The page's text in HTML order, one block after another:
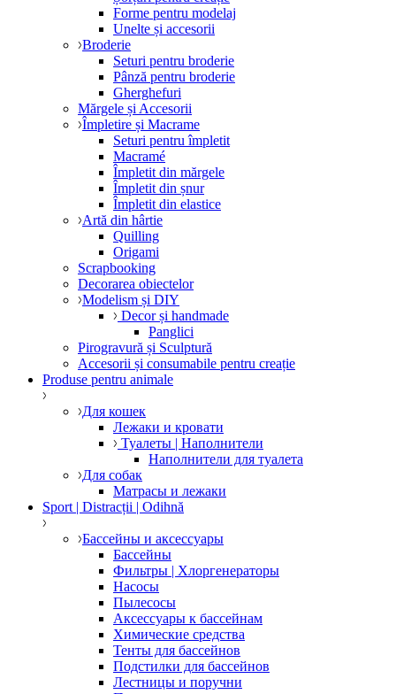
Forme pentru modelaj
Unelte și accesorii
Broderie
Seturi pentru broderie
Pânză pentru broderie
Gherghefuri
Mărgele și Accesorii
Împletire și Macrame
Seturi pentru împletit
Macramé
Împletit din mărgele
Împletit din șnur
Împletit din elastice
Artă din hârtie
Quilling
Origami
Scrapbooking
Decorarea obiectelor
Modelism și DIY
Decor și handmade
Panglici
Pirogravură și Sculptură
Accesorii și consumabile pentru creație
Produse pentru animale
Для кошек
Лежаки и кровати
Туалеты | Наполнители
Наполнители для туалета
Для собак
Матрасы и лежаки
Sport | Distracții | Odihnă
Бассейны и аксессуары
Бассейны
Фильтры | Хлоргенераторы
Насосы
Пылесосы
Аксессуары к бассейнам
Химические средства
Тенты для бассейнов
Подстилки для бассейнов
Лестницы и поручни